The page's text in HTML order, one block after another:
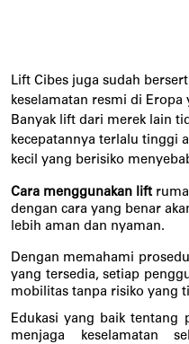
Lift Cibes juga sudah
keselamatan resmi di Eropa
Banyak lift dari merek lain
kecepatannya terlalu tinggi
kecil yang berisiko
Cara menggunakan lift
dengan cara yang benar
lebih aman dan nyaman.
Dengan memahami
yang tersedia, setiap
mobilitas tanpa risiko yang
Edukasi yang baik tentang
menjaga keselamatan